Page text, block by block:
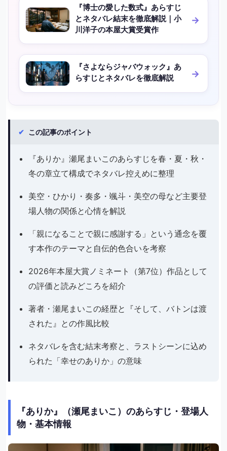
『博士の愛した数式』あらすじ
とネタバレ結末を徹底解説｜小
川洋子の本屋大賞受賞作
『さよならジャバウォック』あ
らすじとネタバレを徹底解説
✔ この記事のポイント
『ありか』瀬尾まいこのあらすじを春・夏・秋・
冬の章立て構成でネタバレ控えめに整理
美空・ひかり・奏多・颯斗・美空の母など主要登
場人物の関係と心情を解説
「親になることで親に感謝する」という通念を覆
す本作のテーマと自伝的色合いを考察
2026年本屋大賞ノミネート（第7位）作品として
の評価と読みどころを紹介
著者・瀬尾まいこの経歴と『そして、バトンは渡
された』との作風比較
ネタバレを含む結末考察と、ラストシーンに込め
られた「幸せのありか」の意味
『ありか』（瀬尾まいこ）のあらすじ・登場人
物・基本情報